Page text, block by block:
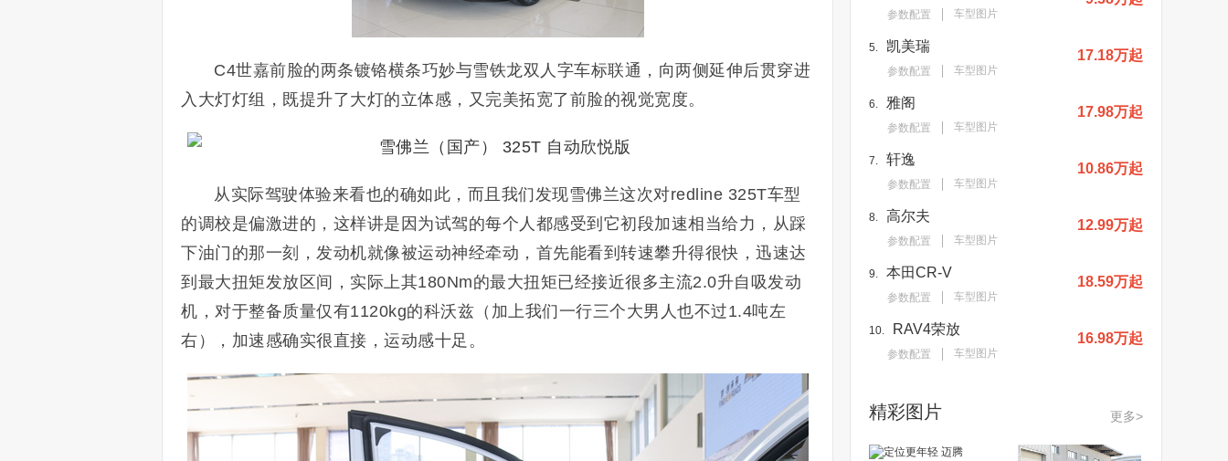
C4世嘉前脸的两条镀铬横条巧妙与雪铁龙双人字车标联通，向两侧延伸后贯穿进
入大灯灯组，既提升了大灯的立体感，又完美拓宽了前脸的视觉宽度。
从实际驾驶体验来看也的确如此，而且我们发现雪佛兰这次对redline 325T车型
的调校是偏激进的，这样讲是因为试驾的每个人都感受到它初段加速相当给力，从踩
下油门的那一刻，发动机就像被运动神经牵动，首先能看到转速攀升得很快，迅速达
到最大扭矩发放区间，实际上其180Nm的最大扭矩已经接近很多主流2.0升自吸发动
机，对于整备质量仅有1120kg的科沃兹（加上我们一行三个大男人也不过1.4吨左
右），加速感确实很直接，运动感十足。
参数配置 车型图片
5. 凯美瑞
参数配置 车型图片
17.18万起
6. 雅阁
参数配置 车型图片
17.98万起
7. 轩逸
参数配置 车型图片
10.86万起
8. 高尔夫
参数配置 车型图片
12.99万起
9. 本田CR-V
参数配置 车型图片
18.59万起
10. RAV4荣放
参数配置 车型图片
16.98万起
精彩图片 更多>